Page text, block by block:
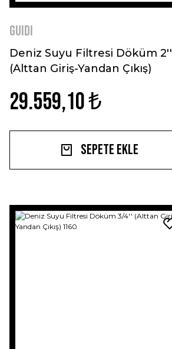
GUIDI
Deniz Suyu Filtresi Döküm 2''
(Alttan Giriş-Yandan Çıkış)
29.559,10 ₺
Sepete Ekle